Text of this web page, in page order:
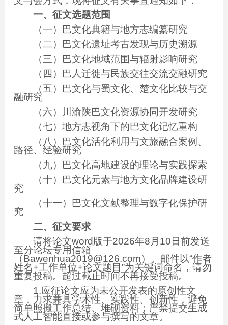
一、征文选题范围
（一）巴文化典籍与地方志编纂研究
（二）巴文化遗址考古发现与历史溯源
（三）巴文化地域范围与辐射影响研究
（四）巴人迁徙与民族交往交流交融研究
（五）巴文化与蜀文化、楚文化比较与交
融研究
（六）川渝陕巴文化资源协同开发研究
（七）地方志视角下的巴文化记忆重构
（八）巴文化活化利用与文旅融合案例、
路径、经验研究
（九）巴文化高地建设的理论与实践探索
（十）巴文化元素与地方文化品牌建设研
究
（十一）巴文化文献整理与数字化保护研
究
二、征文要求
请将论文word版于2026年8月10日前发送
至分论坛专用信箱
（Bawenhua2019@126.com）。邮件以“作者
姓名+工作单位+论文题目”为关键词命名，请勿
重复投稿。超过截止时间不再接受投稿。
1.应征论文应为未公开发表的原创性文
章，力求兼具学术性、实践性、创新性，避免
简单照搬工作总结、堆砌资料；严禁提交生成
式人工智能直接或参与撰写的文章。